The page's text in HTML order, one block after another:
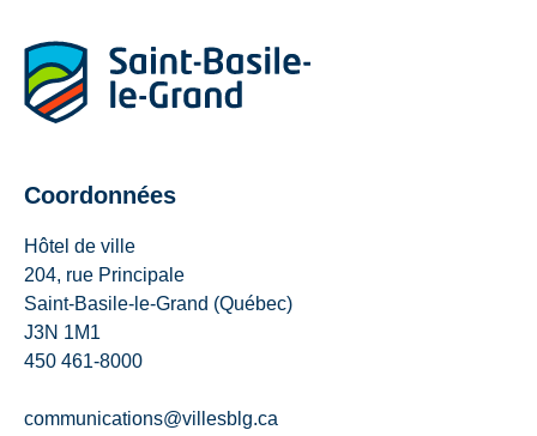
Coordonnées
Hôtel de ville
204, rue Principale
Saint-Basile-le-Grand (Québec)
J3N 1M1
450 461-8000
communications@villesblg.ca